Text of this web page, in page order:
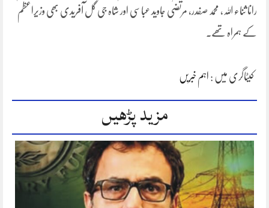
رانا ثناء اللہ، محمد صفدر، مرتضٰی جاوید عباسی اور شاہ جی گل آفریدی بھی وزیراعظم
کے ہمراہ تھے۔
کیٹاگری میں : اہم خبریں
مزید پڑھیں